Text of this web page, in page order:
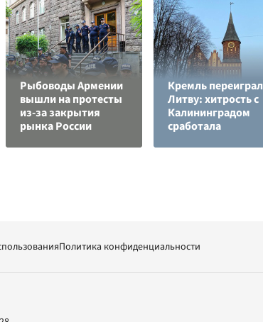
Рыбоводы Армении
вышли на протесты
из-за закрытия
рынка России
Кремль переиграл
Литву: хитрость с
Калининградом
сработала
Политика конфиденциальности